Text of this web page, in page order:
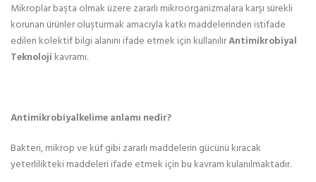
Mikroplar başta olmak üzere zararlı mikroorganizmalara karşı sürekli
korunan ürünler oluşturmak amacıyla katkı maddelerinden istifade
edilen kolektif bilgi alanını ifade etmek için kullanılırAntimikrobiyal
Teknoloji kavramı.
Antimikrobiyalkelime anlamı nedir?
Bakteri, mikrop ve küf gibi zararlı maddelerin gücünü kıracak
yeterlilikteki maddeleri ifade etmek için bu kavram kulanılmaktadır.